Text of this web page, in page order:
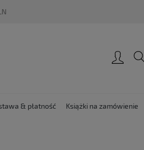
& płatność Książki na zamówienie